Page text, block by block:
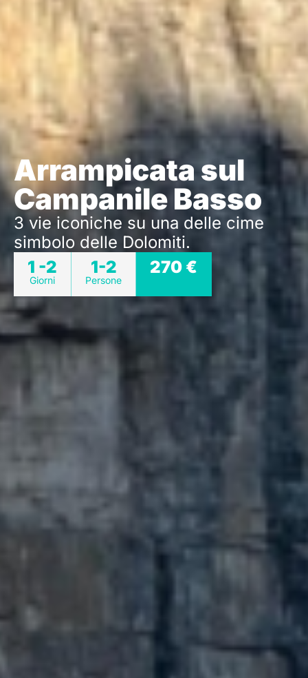
Arrampicata sul
Campanile Basso
3 vie iconiche su una delle cime
simbolo delle Dolomiti.
1 -2
Giorni
1-2
Persone
270 €